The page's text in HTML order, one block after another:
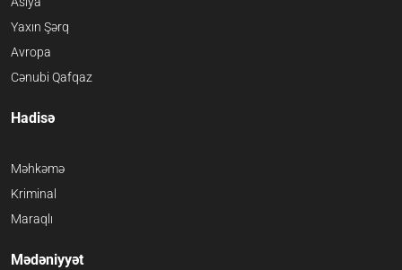
Yaxın Şərq
Avropa
Cənubi Qafqaz
Hadisə
Məhkəmə
Kriminal
Maraqlı
Mədəniyyət